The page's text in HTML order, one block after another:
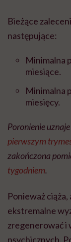
Bieżące
następujące:
Minimalna
miesiące.
Minimalna
miesięcy.
Poronienie
pierwszym
zakończona
tygodniem.
Ponieważ
ekstremalne
zregenerować i
psychicznych.